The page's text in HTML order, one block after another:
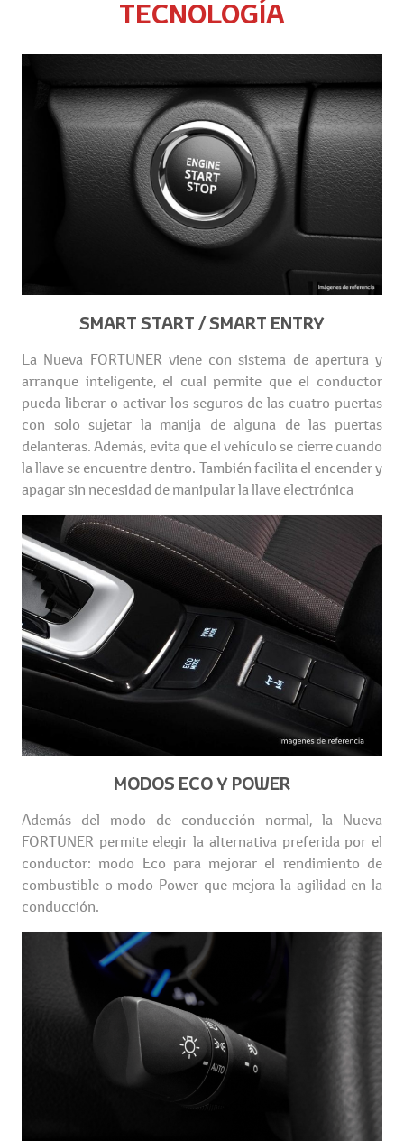
TECNOLOGÍA
SMART START / SMART ENTRY
La Nueva FORTUNER viene con sistema de apertura y
arranque inteligente, el cual permite que el conductor
pueda liberar o activar los seguros de las cuatro puertas
con solo sujetar la manija de alguna de las puertas
delanteras. Además, evita que el vehículo se cierre cuando
la llave se encuentre dentro. También facilita el encender y
apagar sin necesidad de manipular la llave electrónica
MODOS ECO Y POWER
Además del modo de conducción normal, la Nueva
FORTUNER permite elegir la alternativa preferida por el
conductor: modo Eco para mejorar el rendimiento de
combustible o modo Power que mejora la agilidad en la
conducción.